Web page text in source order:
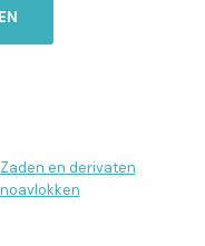
Zaden en derivaten